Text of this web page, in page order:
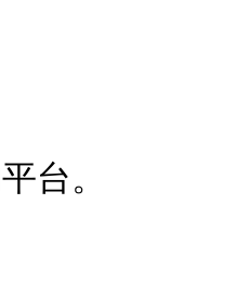
台。